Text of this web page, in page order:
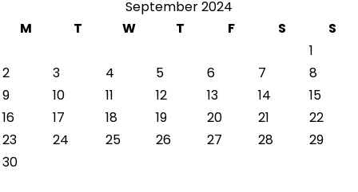
September 2024
M
T W T F S
S
1
2
3 4 5 6 7
8
9
10 11 12 13 14
15
16
17 18 19 20 21
22
23
24 25 26 27 28
29
30